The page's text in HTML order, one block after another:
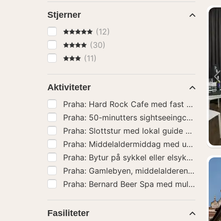
Stjerner
5 Stjerner(12)
4 Stjerner
(30)
3 Stjerner
(11)
Aktiviteter
Praha: Slottstur
Fasiliteter